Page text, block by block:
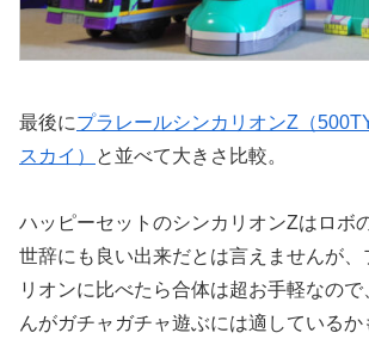
最後にプラレールシンカリオンZ（
スカイ）
と並べて大きさ比較。
ハッピーセットのシンカリオンZはロボ
世辞にも良い出来だとは言えませんが、
リオンに比べたら合体は超お手軽なので
んがガチャガチャ遊ぶには適しているか